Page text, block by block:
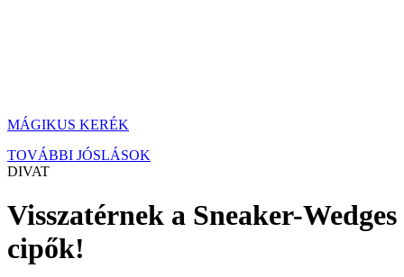
MÁGIKUS KERÉK
TOVÁBBI JÓSLÁSOK
DIVAT
Visszatérnek a Sneaker-Wedges
cipők!